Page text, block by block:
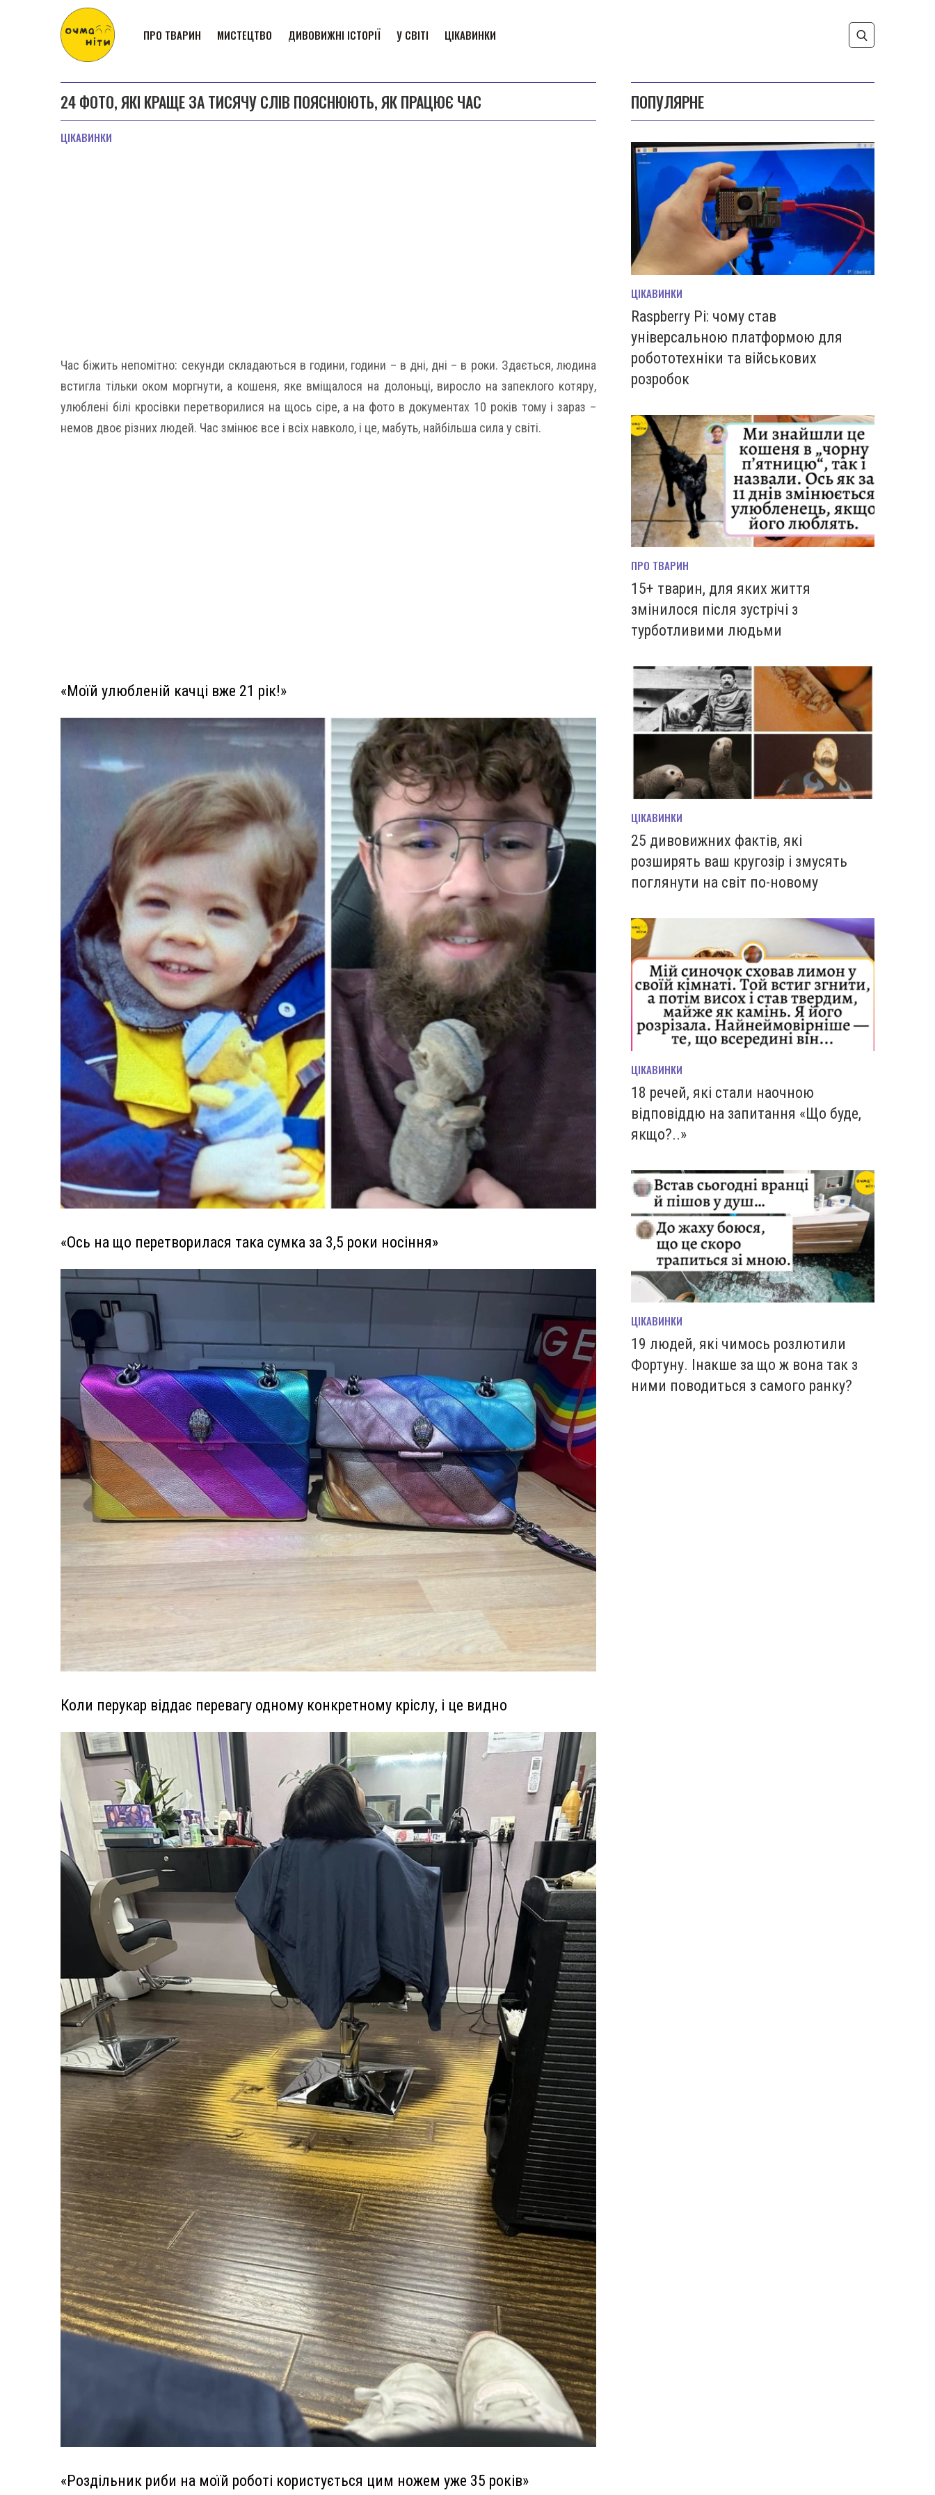
ПРО ТВАРИН МИСТЕЦТВО ДИВОВИЖНІ ІСТОРІЇ У СВІТІ ЦІКАВИНКИ
24 ФОТО, ЯКІ КРАЩЕ ЗА ТИСЯЧУ СЛІВ ПОЯСНЮЮТЬ, ЯК ПРАЦЮЄ ЧАС
ЦІКАВИНКИ
Час біжить непомітно: секунди складаються в години, години – в дні, дні – в роки. Здається, людина
встигла тільки оком моргнути, а кошеня, яке вміщалося на долоньці, виросло на запеклого котяру,
улюблені білі кросівки перетворилися на щось сіре, а на фото в документах 10 років тому і зараз –
немов двоє різних людей. Час змінює все і всіх навколо, і це, мабуть, найбільша сила у світі.
«Моїй улюбленій качці вже 21 рік!»
«Ось на що перетворилася така сумка за 3,5 роки носіння»
Коли перукар віддає перевагу одному конкретному кріслу, і це видно
«Роздільник риби на моїй роботі користується цим ножем уже 35 років»
ПОПУЛЯРНЕ
ЦІКАВИНКИ
Raspberry Pi: чому став
універсальною платформою для
робототехніки та військових
розробок
ПРО ТВАРИН
15+ тварин, для яких життя
змінилося після зустрічі з
турботливими людьми
ЦІКАВИНКИ
25 дивовижних фактів, які
розширять ваш кругозір і змусять
поглянути на світ по-новому
ЦІКАВИНКИ
18 речей, які стали наочною
відповіддю на запитання «Що буде,
якщо?..»
ЦІКАВИНКИ
19 людей, які чимось розлютили
Фортуну. Інакше за що ж вона так з
ними поводиться з самого ранку?